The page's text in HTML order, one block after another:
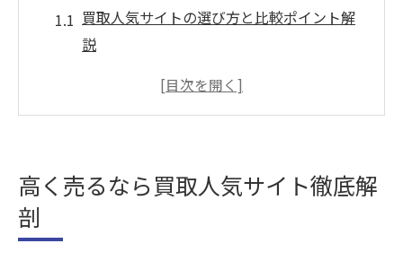
買取人気サイトの選び方と比較ポイント解
説
買取サイトで高額査定を引き出すコツ
査定額アップを狙う買取サイト活用術
高く売るなら買取人気サイト徹底解
剖